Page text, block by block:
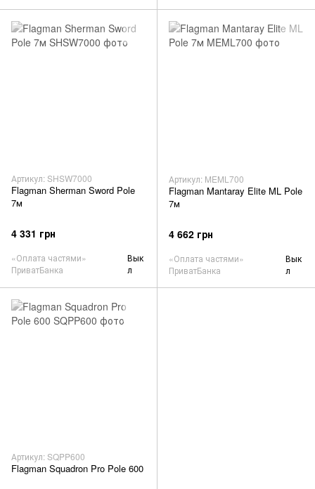
Артикул: SHSW7000
Flagman Sherman Sword Pole
7м
4 331 грн
«Оплата частями»
ПриватБанка
Вык
л
Артикул: MEML700
Flagman Mantaray Elite ML Pole
7м
4 662 грн
«Оплата частями»
ПриватБанка
Вык
л
Артикул: SQPP600
Flagman Squadron Pro Pole 600